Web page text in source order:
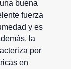
buena
fuerza
y es
la
por
en